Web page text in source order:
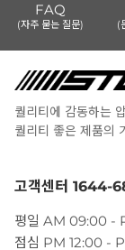
FAQ
(자주 묻는 질문) (
퀄리티에 감동하는
퀄리티 좋은 제품의
고객센터 1644-
평일 AM 09:00 -
점심 PM 12:00 -